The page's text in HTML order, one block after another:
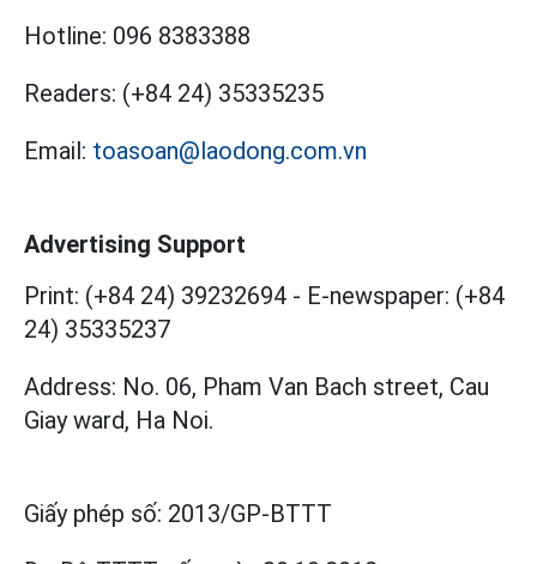
Hotline: 096 8383388
Readers: (+84 24) 35335235
Email: toasoan@laodong.com.vn
Advertising Support
Print: (+84 24) 39232694 - E-newspaper: (+84
24) 35335237
Address: No. 06, Pham Van Bach street, Cau
Giay ward, Ha Noi.
Giấy phép số: 2013/GP-BTTT